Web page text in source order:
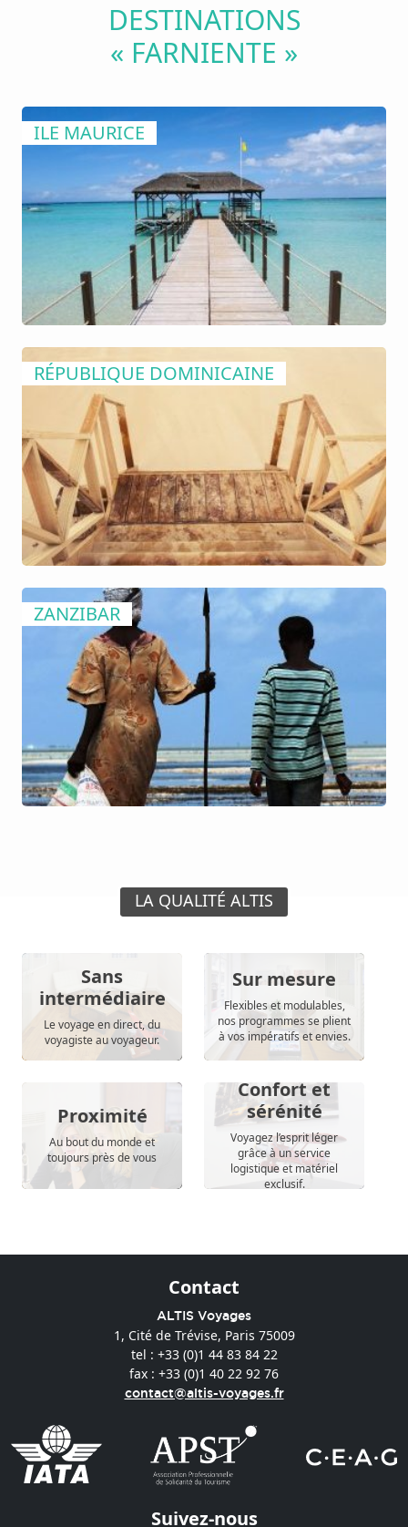
DESTINATIONS
« FARNIENTE »
ILE MAURICE
RÉPUBLIQUE DOMINICAINE
ZANZIBAR
LA QUALITÉ ALTIS
Sans
intermédiaire
Le voyage en direct, du
voyagiste au voyageur.
Sur mesure
Flexibles et modulables,
nos programmes se plient
à vos impératifs et envies.
Proximité
Au bout du monde et
toujours près de vous
Confort et
sérénité
Voyagez l’esprit léger
grâce à un service
logistique et matériel
exclusif.
Contact
ALTIS Voyages
1, Cité de Trévise, Paris 75009
tel : +33 (0)1 44 83 84 22
fax : +33 (0)1 40 22 92 76
contact@altis-voyages.fr
Suivez-nous